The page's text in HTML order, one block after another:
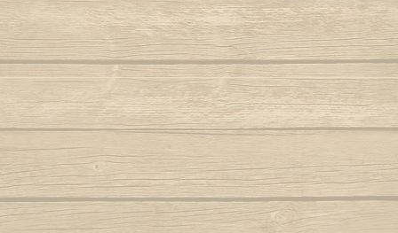
Berimbau tocou
Cade meu espinho de laranjeira
Autor : Profesor Pretinho (Abada)
Camafeu (Samba no mar)
Capineiro de ioiô
Capoeira a mais bela é você
Autor : Mestre Torneiro Cantando
Capoeira da Africa
Autor :
Autor : Mestre
Pra jogar
Música: